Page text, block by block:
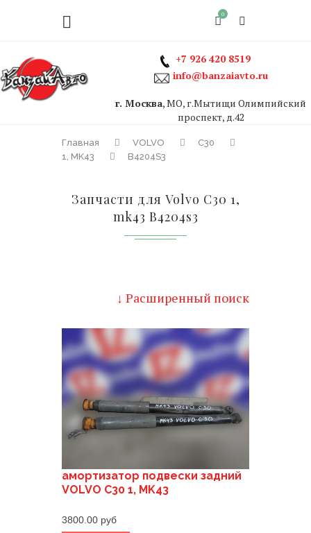
0
+7 926 420 8519
info@banzaiavto.ru
г. Москва, МО, г.Мытищи Олимпийский
проспект, д.42
Главная VOLVO
C30
1, MK43
B4204S3
Запчасти для Volvo C30 1,
mk43 B4204s3
↓ Расширенный поиск
амортизатор подвески задний
VOLVO C30 1, MK43
3800.00